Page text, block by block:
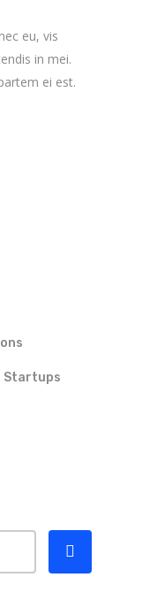
eu, vis
in mei.
ei est.
Startups